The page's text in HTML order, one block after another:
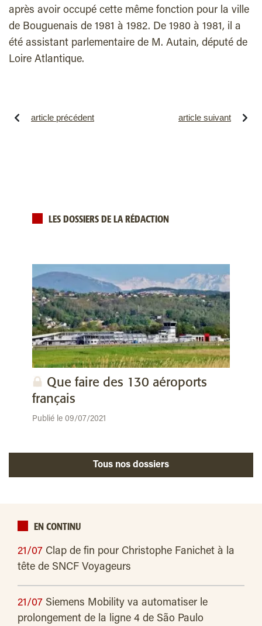
après avoir occupé cette même fonction pour la ville
de Bouguenais de 1981 à 1982. De 1980 à 1981, il a
été assistant parlementaire de M. Autain, député de
Loire Atlantique.
article précédent article suivant
LES DOSSIERS DE LA RÉDACTION
Que faire des 130 aéroports
français
Publié le 09/07/2021
Tous nos dossiers
EN CONTINU
21/07 Clap de fin pour Christophe Fanichet à la
tête de SNCF Voyageurs
21/07 Siemens Mobility va automatiser le
prolongement de la ligne 4 de São Paulo